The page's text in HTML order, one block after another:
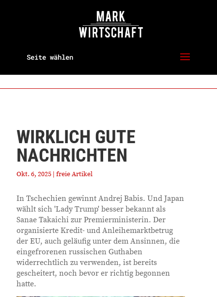
Seite wählen
WIRKLICH GUTE
NACHRICHTEN
Okt. 6, 2025| freie Artikel
In Tschechien gewinnt Andrej Babis. Und Japan
wählt sich 'Lady Trump' besser bekannt als
Sanae Takaichi zur Premierministerin. Der
organisierte Kredit- und Anleihemarktbetrug
der EU, auch geläufig unter dem Ansinnen, die
eingefrorenen russischen Guthaben
widerrechtlich zu verwenden, ist bereits
gescheitert, noch bevor er richtig begonnen
hatte.